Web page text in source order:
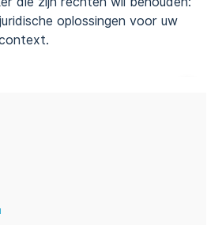
oplossingen voor uw
Gieske